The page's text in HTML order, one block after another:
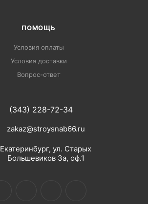
ПОМОЩЬ
Условия оплаты
Условия доставки
Вопрос-ответ
(343) 228-72-34
zakaz@stroysnab66.ru
Екатеринбург, ул. Старых
Большевиков 3а, оф.1